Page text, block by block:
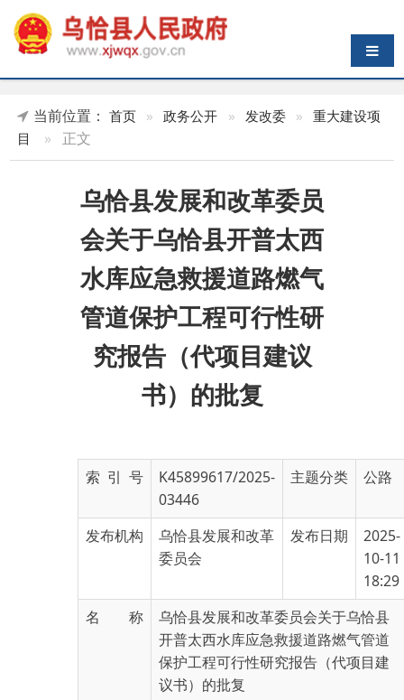
导航切换
目
» 正文
会关于乌恰县开普太西
水库应急救援道路燃气
管道保护工程可行性研
究报告（代项目建议
书）的批复
发布机构
乌恰县发展和改革
委员会
发布日期
2025-
18:29
名 称
乌恰县发展和改革委员会关于乌恰县
开普太西水库应急救援道路燃气管道
恰发改审
〔2025〕143号
有 效 性
乌恰县发展和改革委员会